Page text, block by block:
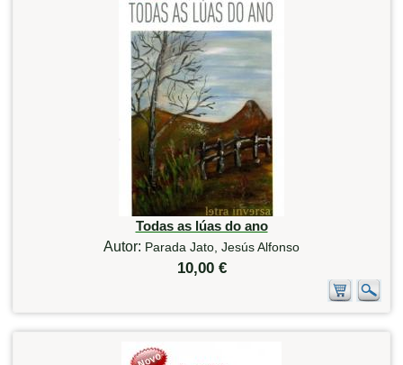
Todas as lúas do ano
Autor: Parada Jato, Jesús Alfonso
10,00 €